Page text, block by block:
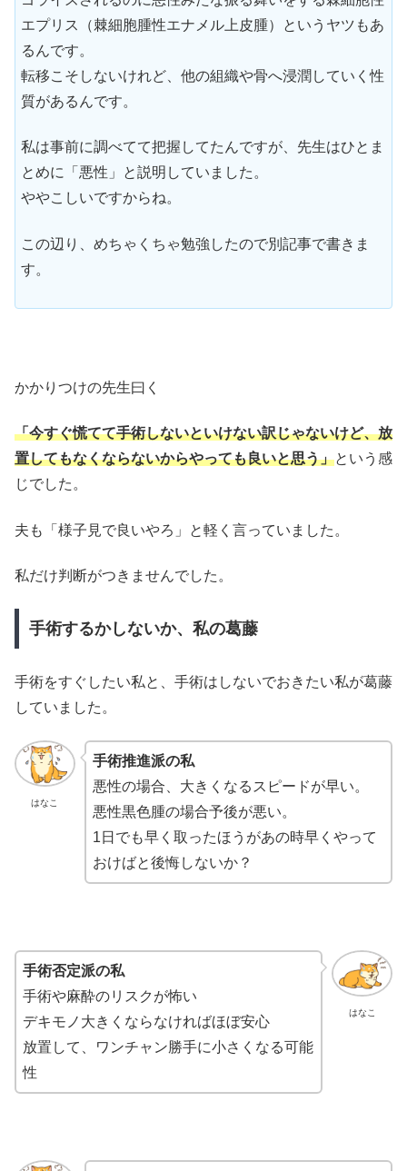
エプリス（棘細胞腫性エナメル上皮腫）というヤツもあ
るんです。
転移こそしないけれど、他の組織や骨へ浸潤していく性
質があるんです。
私は事前に調べてて把握してたんですが、先生はひとま
とめに「悪性」と説明していました。
ややこしいですからね。
この辺り、めちゃくちゃ勉強したので別記事で書きま
す。
かかりつけの先生曰く
「今すぐ慌てて手術しないといけない訳じゃないけど、放
置してもなくならないからやっても良いと思う」という感
じでした。
夫も「様子見で良いやろ」と軽く言っていました。
私だけ判断がつきませんでした。
手術するかしないか、私の葛藤
手術をすぐしたい私と、手術はしないでおきたい私が葛藤
していました。
はなこ
手術推進派の私
悪性の場合、大きくなるスピードが早い。
悪性黒色腫の場合予後が悪い。
1日でも早く取ったほうがあの時早くやって
おけばと後悔しないか？
はなこ
手術否定派の私
手術や麻酔のリスクが怖い
デキモノ大きくならなければほぼ安心
放置して、ワンチャン勝手に小さくなる可能
性